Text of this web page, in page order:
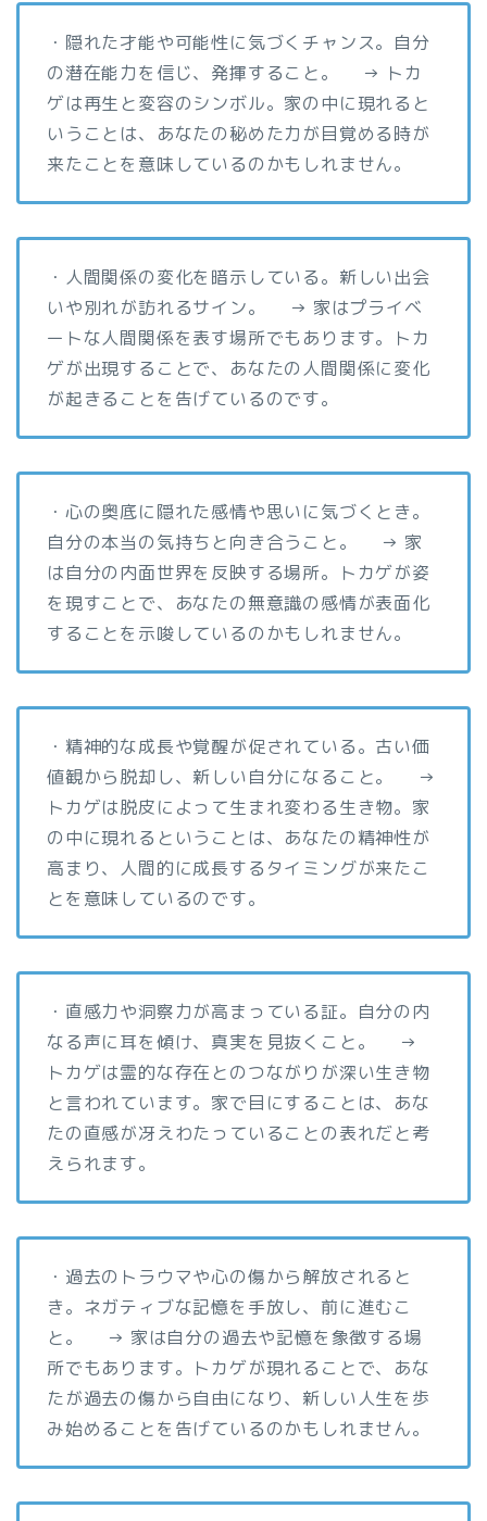
・隠れた才能や可能性に気づくチャンス。自分
の潜在能力を信じ、発揮すること。 → トカ
ゲは再生と変容のシンボル。家の中に現れると
いうことは、あなたの秘めた力が目覚める時が
来たことを意味しているのかもしれません。
・人間関係の変化を暗示している。新しい出会
いや別れが訪れるサイン。 → 家はプライベ
ートな人間関係を表す場所でもあります。トカ
ゲが出現することで、あなたの人間関係に変化
が起きることを告げているのです。
・心の奥底に隠れた感情や思いに気づくとき。
自分の本当の気持ちと向き合うこと。 → 家
は自分の内面世界を反映する場所。トカゲが姿
を現すことで、あなたの無意識の感情が表面化
することを示唆しているのかもしれません。
・精神的な成長や覚醒が促されている。古い価
値観から脱却し、新しい自分になること。 →
トカゲは脱皮によって生まれ変わる生き物。家
の中に現れるということは、あなたの精神性が
高まり、人間的に成長するタイミングが来たこ
とを意味しているのです。
・直感力や洞察力が高まっている証。自分の内
なる声に耳を傾け、真実を見抜くこと。 →
トカゲは霊的な存在とのつながりが深い生き物
と言われています。家で目にすることは、あな
たの直感が冴えわたっていることの表れだと考
えられます。
・過去のトラウマや心の傷から解放されると
き。ネガティブな記憶を手放し、前に進むこ
と。 → 家は自分の過去や記憶を象徴する場
所でもあります。トカゲが現れることで、あな
たが過去の傷から自由になり、新しい人生を歩
み始めることを告げているのかもしれません。